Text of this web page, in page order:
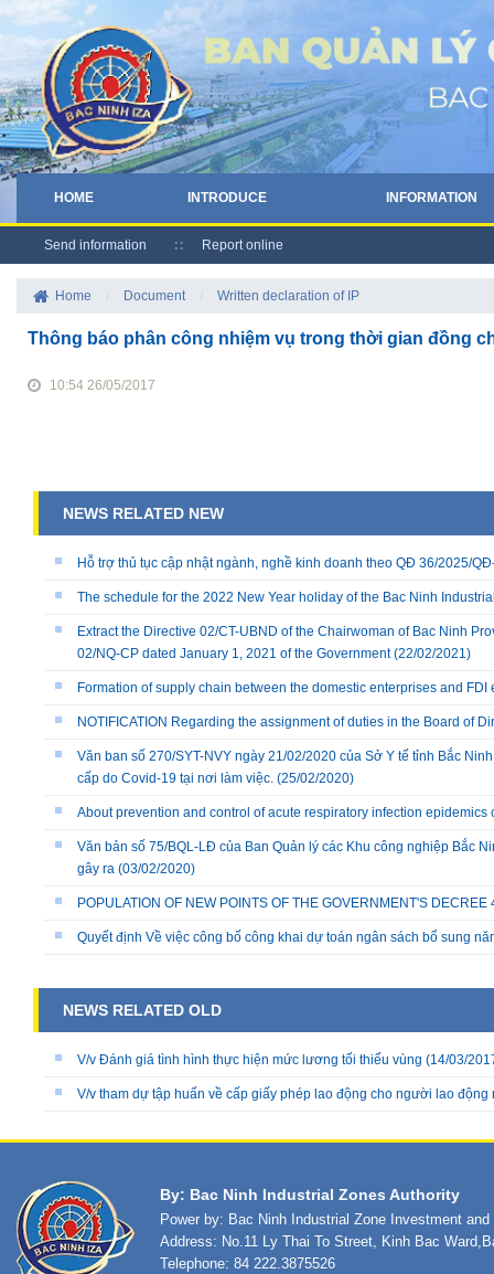
HOME INTRODUCE INFORMATION
Send information Report online
Home Document Written declaration of IP
Thông báo phân công nhiệm vụ trong thời gian đồng
10:54 26/05/2017
NEWS RELATED NEW
Hỗ trợ thủ tục cập nhật ngành, nghề kinh doanh theo QĐ 36/2025/
The schedule for the 2022 New Year holiday of the Bac Ninh
Extract the Directive 02/CT-UBND of the Chairwoman of Bac Ninh
02/NQ-CP dated January 1, 2021 of the Government(22/02/2021)
Formation of supply chain between the domestic enterprises and FDI
NOTIFICATION Regarding the assignment of duties in the Board of
Văn ban số 270/SYT-NVY ngày 21/02/2020 của Sở Y tế tỉnh Bắc
cấp do Covid-19 tại nơi làm việc. (25/02/2020)
About prevention and control of acute respiratory infection epidemics
Văn bản số 75/BQL-LĐ của Ban Quản lý các Khu công nghiệp Bắc
gây ra (03/02/2020)
POPULATION OF NEW POINTS OF THE GOVERNMENT'S
Quyết định Về việc công bố công khai dự toán ngân sách bổ sung
NEWS RELATED OLD
V/v Đánh giá tình hình thực hiện mức lương tối thiểu vùng (14/03/
V/v tham dự tập huấn về cấp giấy phép lao động cho người lao
By: Bac Ninh Industrial Zones Authority
Power by: Bac Ninh Industrial Zone Investment
Address: No.11 Ly Thai To Street, Kinh Bac
Telephone: 84 222.3875526